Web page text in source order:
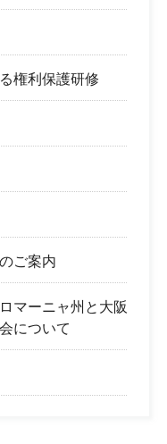
権利保護研修
ご案内
マーニャ州と大阪
について